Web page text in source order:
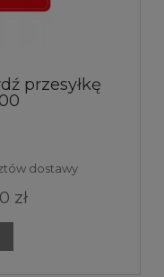
przesyłkę
dostawy
zł